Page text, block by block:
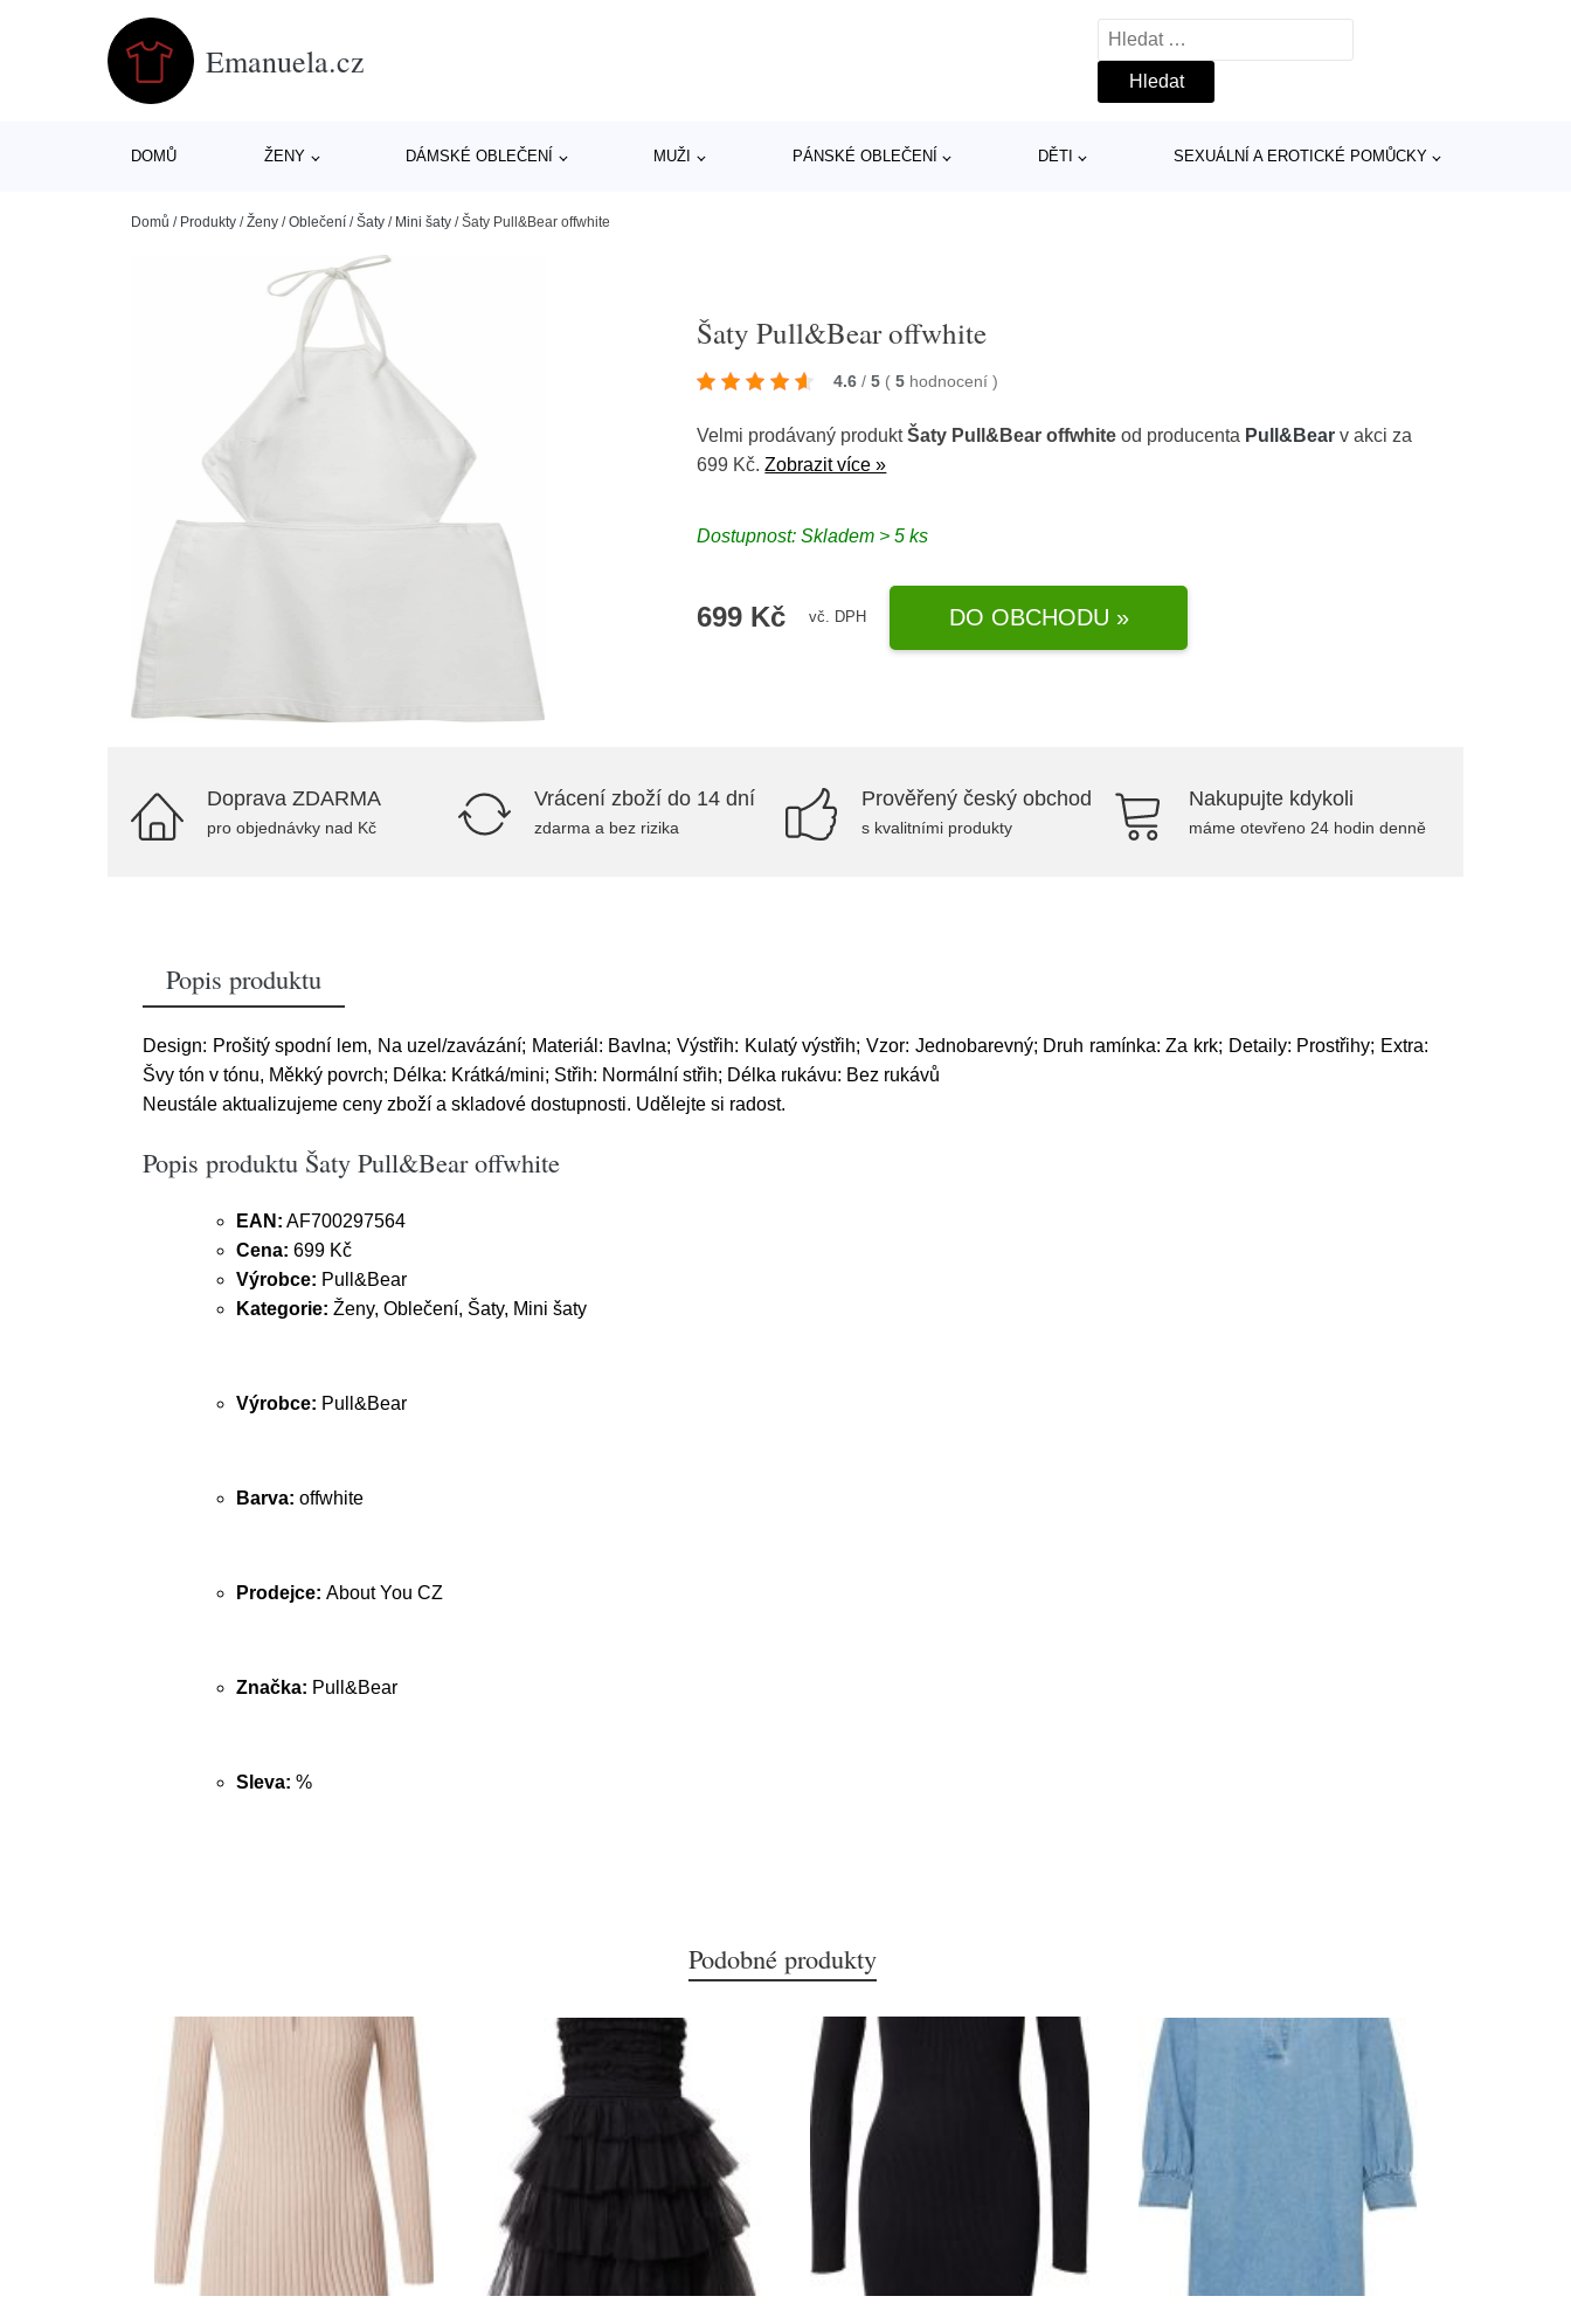
Emanuela.cz
Vyhledávání
DOMŮ ŽENY DÁMSKÉ OBLEČENÍ MUŽI PÁNSKÉ OBLEČENÍ DĚTI SEXUÁLNÍ A EROTICKÉ POMŮCKY
Domů / Produkty /Ženy /Oblečení /Šaty / Mini šaty /Šaty Pull&Bear offwhite
Šaty Pull&Bear offwhite
4.6 / 5 ( 5 hodnocení)
Velmi prodávaný produktŠaty Pull&Bear offwhite od producenta Pull&Bear v akci za
699 Kč.Zobrazit více »
Dostupnost: Skladem > 5 ks
699 Kč vč. DPH DO OBCHODU »
Doprava ZDARMA
pro objednávky nad Kč
Vrácení zboží do 14 dní
zdarma a bez rizika
Prověřený český obchod
s kvalitními produkty
Nakupujte kdykoli
máme otevřeno 24 hodin denně
Popis produktu
Design: Prošitý spodní lem, Na uzel/zavázání; Materiál: Bavlna; Výstřih: Kulatý výstřih; Vzor: Jednobarevný; Druh ramínka: Za krk; Detaily: Prostřihy; Extra:
Švy tón v tónu, Měkký povrch; Délka: Krátká/mini; Střih: Normální střih; Délka rukávu: Bez rukávů
Neustále aktualizujeme ceny zboží a skladové dostupnosti. Udělejte si radost.
Popis produktu Šaty Pull&Bear offwhite
EAN: AF700297564
Cena: 699 Kč
Výrobce: Pull&Bear
Kategorie: Ženy, Oblečení, Šaty, Mini šaty
Výrobce: Pull&Bear
Barva: offwhite
Prodejce: About You CZ
Značka: Pull&Bear
Sleva: %
Podobné produkty